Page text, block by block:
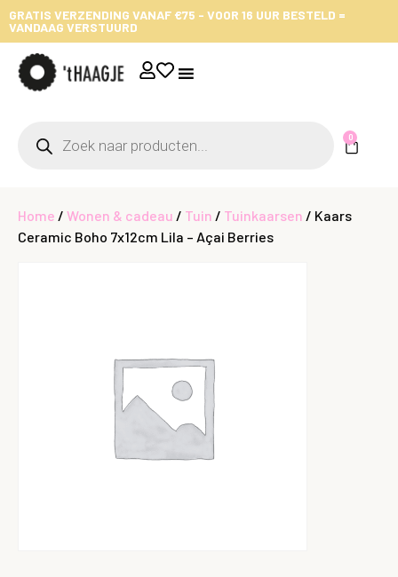
GRATIS VERZENDING VANAF €75 - VOOR 16 UUR BESTELD =
VANDAAG VERSTUURD
0
Home / Wonen & cadeau / Tuin / Tuinkaarsen / Kaars
Ceramic Boho 7x12cm Lila – Açai Berries